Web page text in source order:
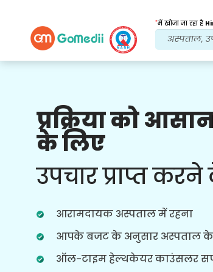
*में खोजा जा रहा है
प्रक्रिया को
के लिए
उपचार प्राप्त
आरामदायक अस्पताल में रहना
आपके बजट के अनुसार अस्पताल
ऑल-टाइम हेल्थकेयर काउंसलर
हमारे लाभ
इलाज के बाद
देखभाल
हर समय आपकी समस्याओं का समाधान करने
जरूरतों पर नियमित अपडेट।